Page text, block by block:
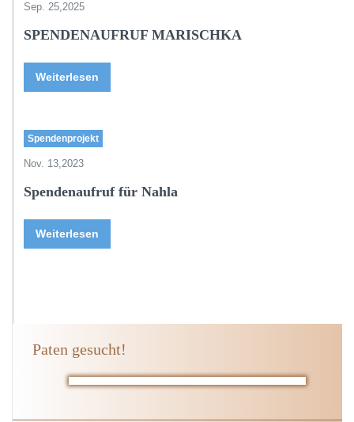
Sep. 25,2025
SPENDENAUFRUF MARISCHKA
Weiterlesen
Spendenprojekt
Nov. 13,2023
Spendenaufruf für Nahla
Weiterlesen
Paten gesucht!